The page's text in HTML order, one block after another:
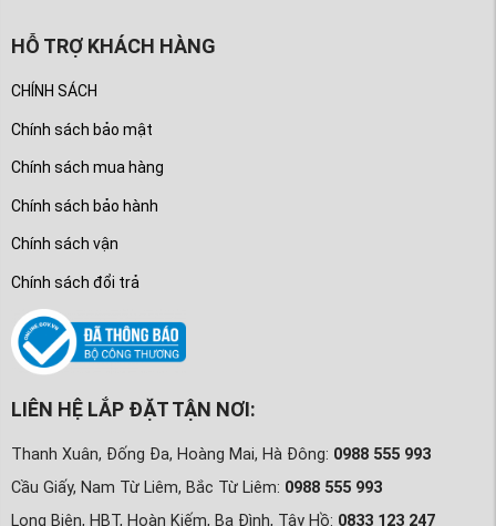
HỖ TRỢ KHÁCH HÀNG
CHÍNH SÁCH
Chính sách bảo mật
Chính sách mua hàng
Chính sách bảo hành
Chính sách vận
Chính sách đổi trả
LIÊN HỆ LẮP ĐẶT TẬN NƠI:
Thanh Xuân, Đống Đa, Hoàng Mai, Hà Đông: 0988 555 993
Cầu Giấy, Nam Từ Liêm, Bắc Từ Liêm: 0988 555 993
Long Biên, HBT, Hoàn Kiếm, Ba Đình, Tây Hồ: 0833 123 247